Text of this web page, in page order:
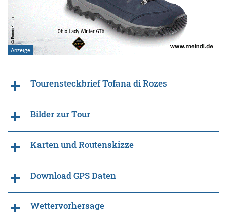
Tourensteckbrief Tofana di Rozes
Bilder zur Tour
Karten und Routenskizze
Download GPS Daten
Wettervorhersage